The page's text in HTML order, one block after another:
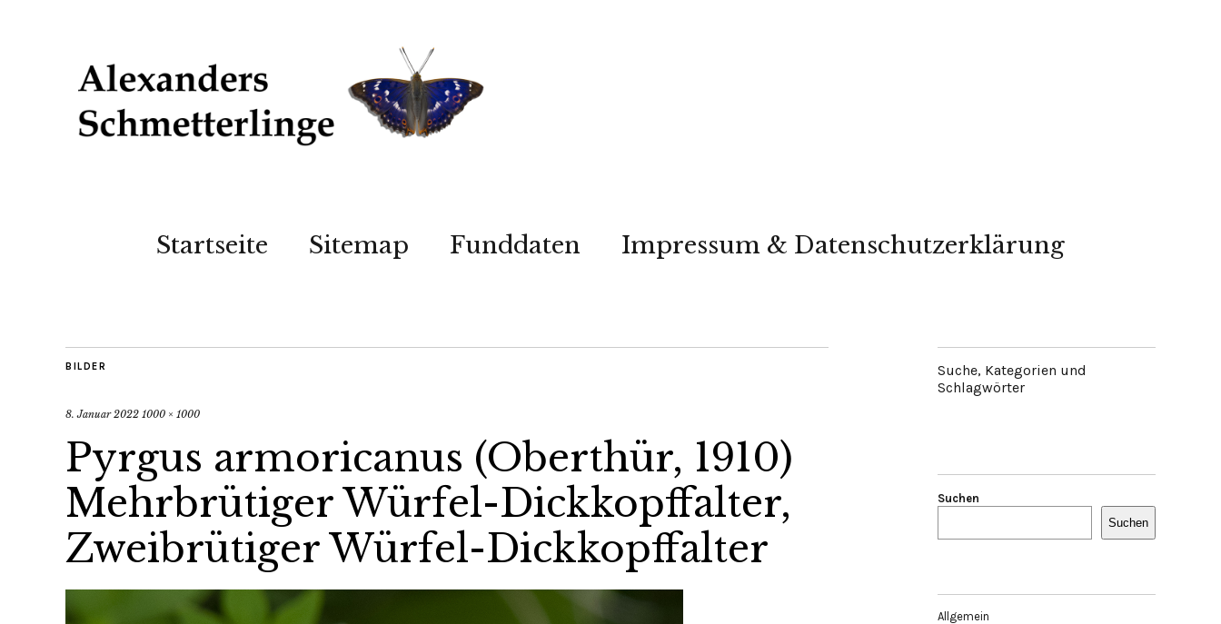
Startseite Sitemap Funddaten Impressum & Datenschutzerklärung
BILDER
8. Januar 2022 1000 × 1000
Pyrgus armoricanus (Oberthür, 1910)
Mehrbrütiger Würfel-Dickkopffalter,
Zweibrütiger Würfel-Dickkopffalter
Suche, Kategorien und
Schlagwörter
Suchen
Suchen
Allgemein